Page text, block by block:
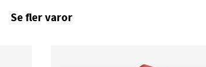
Se fler varor